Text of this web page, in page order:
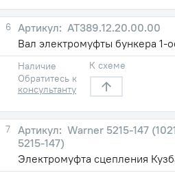
6
АТ389.12.20.00.00
Вал электромуфты бункера 1-
Наличие
Обратитесь к
консультанту
К схеме
7
Warner 5215-147
5215-147)
Электромуфта сцепления